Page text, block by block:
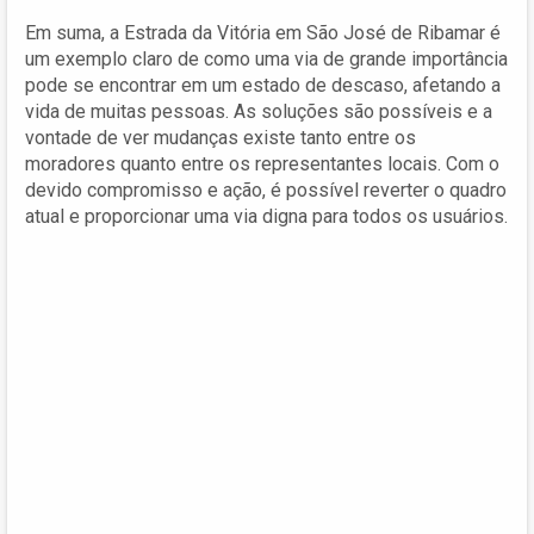
Em suma, a Estrada da Vitória em São José de Ribamar é
um exemplo claro de como uma via de grande importância
pode se encontrar em um estado de descaso, afetando a
vida de muitas pessoas. As soluções são possíveis e a
vontade de ver mudanças existe tanto entre os
moradores quanto entre os representantes locais. Com o
devido compromisso e ação, é possível reverter o quadro
atual e proporcionar uma via digna para todos os usuários.